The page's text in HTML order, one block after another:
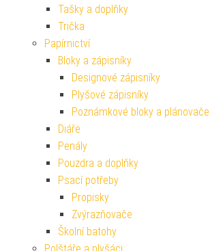
Tašky a doplňky
Trička
Papírnictví
Bloky a zápisníky
Designové zápisníky
Plyšové zápisníky
Poznámkové bloky a plánovače
Diáře
Penály
Pouzdra a doplňky
Psací potřeby
Propisky
Zvýrazňovače
Školní batohy